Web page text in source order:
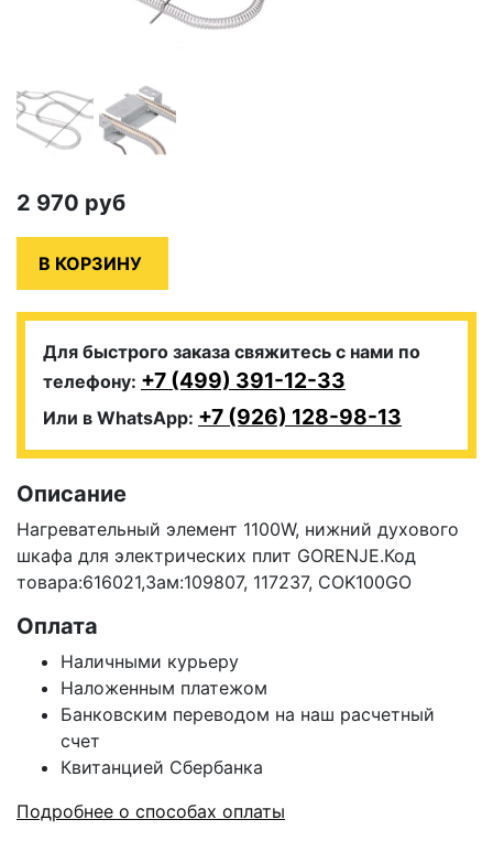
2 970 руб
Для быстрого заказа свяжитесь с нами по
телефону: +7 (499) 391-12-33
Или в WhatsApp: +7 (926) 128-98-13
Описание
Нагревательный элемент 1100W, нижний духового
шкафа для электрических плит GORENJE.Код
товара:616021,Зам:109807, 117237, COK100GO
Оплата
Наличными курьеру
Наложенным платежом
Банковским переводом на наш расчетный
счет
Квитанцией Сбербанка
Подробнее о способах оплаты